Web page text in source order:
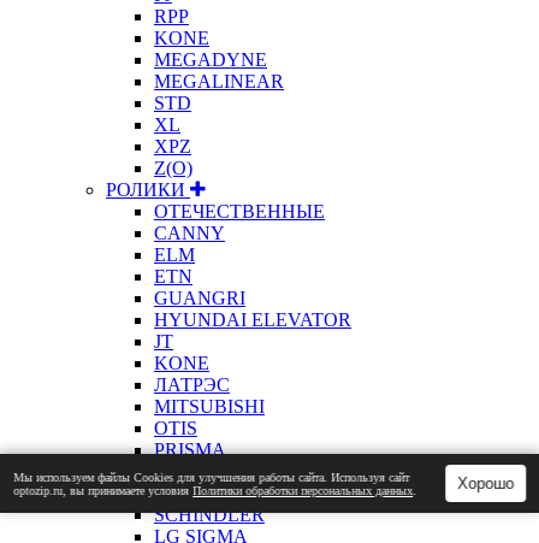
RPP
KONE
MEGADYNE
MEGALINEAR
STD
XL
XPZ
Z(О)
РОЛИКИ
ОТЕЧЕСТВЕННЫЕ
CANNY
ELM
ETN
GUANGRI
HYUNDAI ELEVATOR
JT
KONE
ЛАТРЭС
MITSUBISHI
OTIS
PRISMA
SEC
SELCOM
SCHINDLER
LG SIGMA
Мы используем файлы Сookies для улучшения работы сайта. Используя сайт
optozip.ru, вы принимаете условияПолитики обработки персональных данных Хорошо